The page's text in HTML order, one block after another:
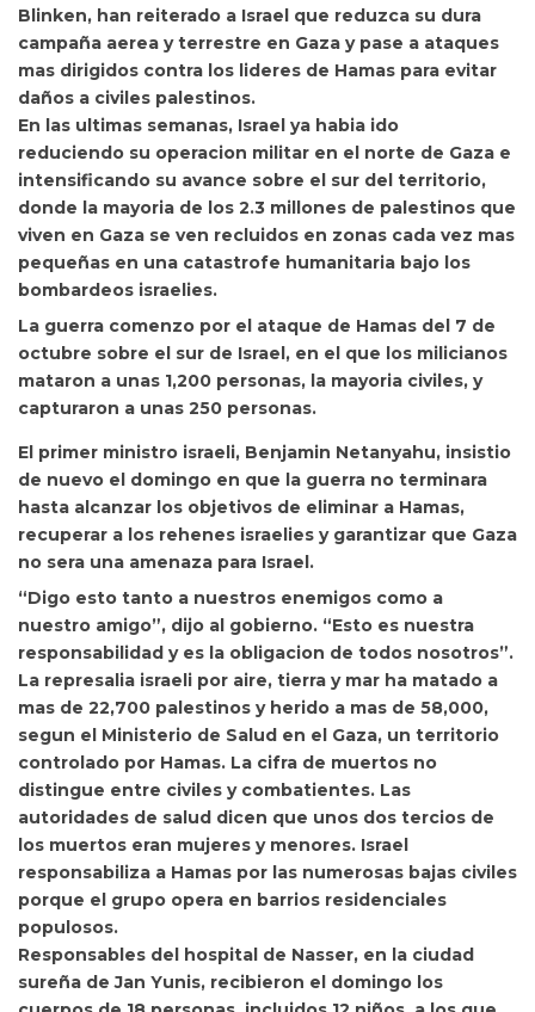
Blinken, han reiterado a Israel que reduzca su dura
campaña aerea y terrestre en Gaza y pase a ataques
mas dirigidos contra los lideres de Hamas para evitar
daños a civiles palestinos.
En las ultimas semanas, Israel ya habia ido
reduciendo su operacion militar en el norte de Gaza e
intensificando su avance sobre el sur del territorio,
donde la mayoria de los 2.3 millones de palestinos que
viven en Gaza se ven recluidos en zonas cada vez mas
pequeñas en una catastrofe humanitaria bajo los
bombardeos israelies.
La guerra comenzo por el ataque de Hamas del 7 de
octubre sobre el sur de Israel, en el que los milicianos
mataron a unas 1,200 personas, la mayoria civiles, y
capturaron a unas 250 personas.
El primer ministro israeli, Benjamin Netanyahu, insistio
de nuevo el domingo en que la guerra no terminara
hasta alcanzar los objetivos de eliminar a Hamas,
recuperar a los rehenes israelies y garantizar que Gaza
no sera una amenaza para Israel.
“Digo esto tanto a nuestros enemigos como a
nuestro amigo”, dijo al gobierno. “Esto es nuestra
responsabilidad y es la obligacion de todos nosotros”.
La represalia israeli por aire, tierra y mar ha matado a
mas de 22,700 palestinos y herido a mas de 58,000,
segun el Ministerio de Salud en el Gaza, un territorio
controlado por Hamas. La cifra de muertos no
distingue entre civiles y combatientes. Las
autoridades de salud dicen que unos dos tercios de
los muertos eran mujeres y menores. Israel
responsabiliza a Hamas por las numerosas bajas civiles
porque el grupo opera en barrios residenciales
populosos.
Responsables del hospital de Nasser, en la ciudad
sureña de Jan Yunis, recibieron el domingo los